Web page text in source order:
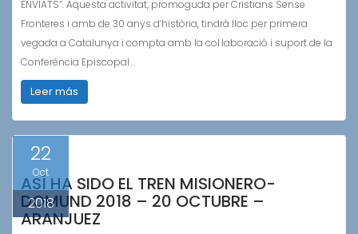
ENVIATS”. Aquesta activitat, promoguda per Cristians Sense
Fronteres i amb de 30 anys d’història, tindrà lloc per primera
vegada a Catalunya i compta amb la col·laboració i suport de la
Conferència Episcopal…
Leer más
22
Oct
2018
ASÍ HA SIDO EL TREN MISIONERO-
DOMUND 2018 – 20 OCTUBRE –
ARANJUEZ